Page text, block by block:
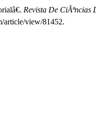
Revista De
article/view/81452.